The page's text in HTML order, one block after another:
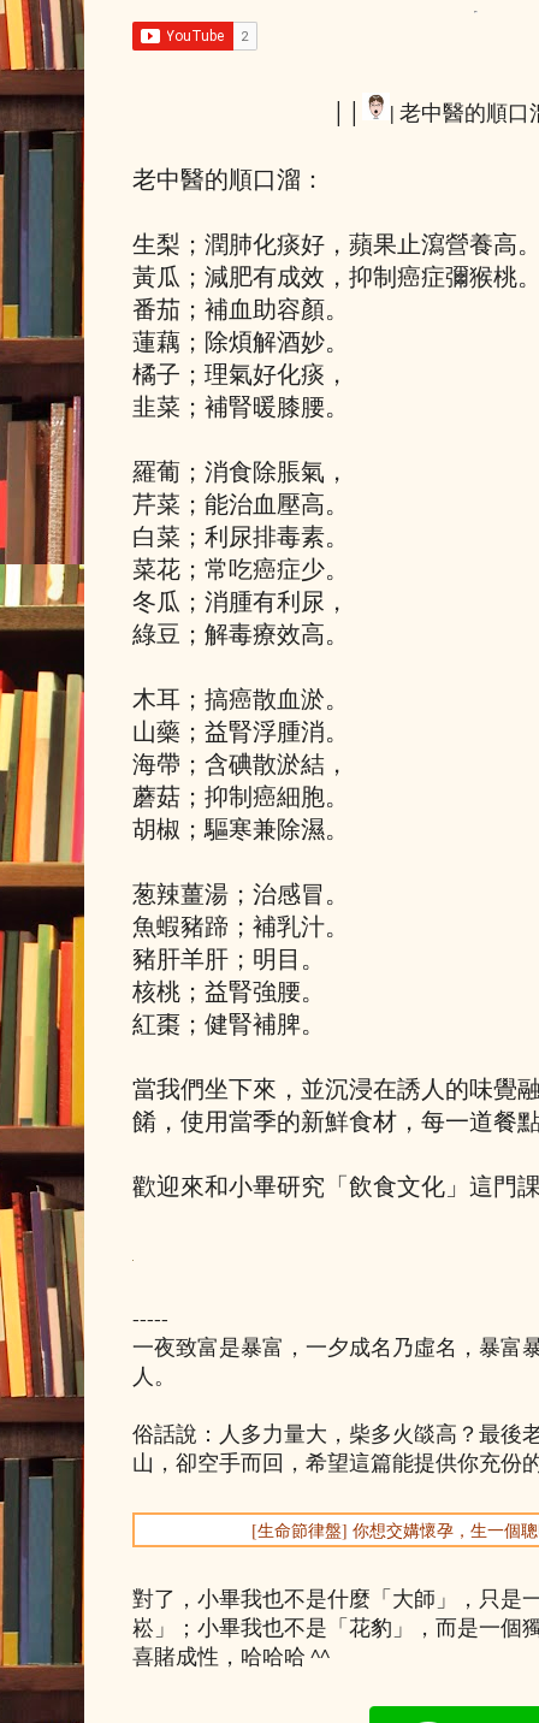
| 老中醫的順口
老中醫的順口溜：
生梨；潤肺化痰好，蘋果止瀉營養高
黃瓜；減肥有成效，抑制癌症彌猴桃
番茄；補血助容顏。
蓮藕；除煩解酒妙。
橘子；理氣好化痰，
韭菜；補腎暖膝腰。
羅葡；消食除脹氣，
芹菜；能治血壓高。
白菜；利尿排毒素。
菜花；常吃癌症少。
冬瓜；消腫有利尿，
綠豆；解毒療效高。
木耳；搞癌散血淤。
山藥；益腎浮腫消。
海帶；含碘散淤結，
蘑菇；抑制癌細胞。
胡椒；驅寒兼除濕。
葱辣薑湯；治感冒。
魚蝦豬蹄；補乳汁。
豬肝羊肝；明目。
核桃；益腎強腰。
紅棗；健腎補脾。
當我們坐下來，並沉浸在誘人的味覺
餚，使用當季的新鮮食材，每一道餐
歡迎來和小畢研究「飲食文化」這門
-----
一夜致富是暴富，一夕成名乃虛名，暴富
人。
俗話說：人多力量大，柴多火燄高？最後
山，卻空手而回，希望這篇能提供你充份
[生命節律盤] 你想交媾懷孕，生一個
對了，小畢我也不是什麼「大師」，只是
崧」；小畢我也不是「花豹」，而是一個
喜賭成性，哈哈哈 ^^